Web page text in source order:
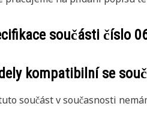
součásti číslo
kompatibilní se
součást v současnosti